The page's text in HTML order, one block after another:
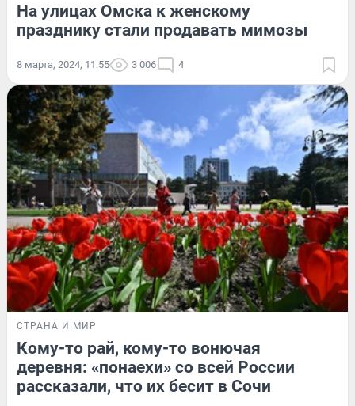
На улицах Омска к женскому
празднику стали продавать мимозы
8 марта, 2024, 11:55 3 006 4
СТРАНА И МИР
Кому-то рай, кому-то вонючая
деревня: «понаехи» со всей России
рассказали, что их бесит в Сочи